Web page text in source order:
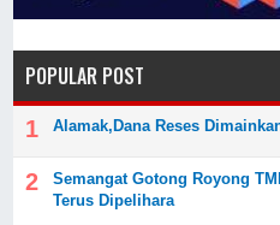
POPULAR POST
Alamak,Dana Reses
Semangat Gotong Royong
Terus Dipelihara